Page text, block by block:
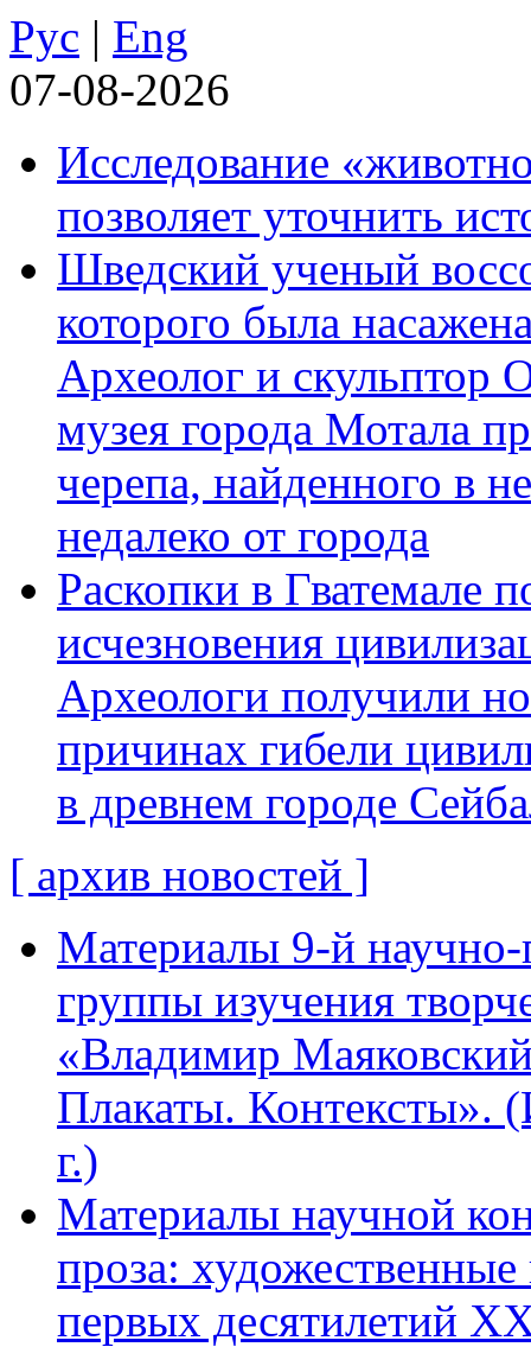
Рус | Eng
07-08-2026
Исследование
позволяет уточнить
Шведский ученый
которого была
Археолог и скульптор
музея города Мотала
черепа, найденного в
недалеко от города
Раскопки в Гватемале
исчезновения
Археологи получили
причинах гибели
в древнем городе
[ архив новостей ]
Материалы 9-й научно-
группы изучения
«Владимир
Плакаты.
г.)
Материалы научной
проза: художественные
первых десятилетий